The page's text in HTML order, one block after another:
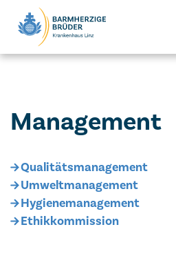
Seitenbereiche:
Management
Qualitätsmanagement
Umweltmanagement
Hygienemanagement
Ethikkommission